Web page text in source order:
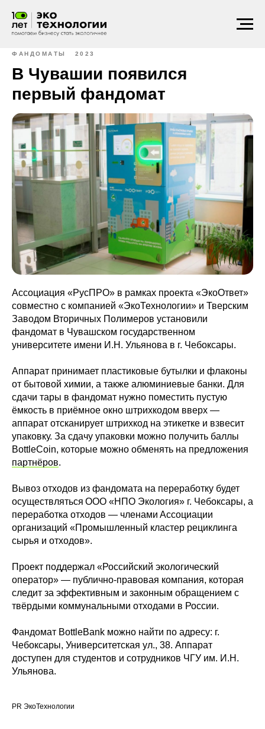
ФАНДОМАТЫ 2023
В Чувашии появился
первый фандомат
Ассоциация «РусПРО» в рамках проекта «ЭкоОтвет»
совместно с компанией «ЭкоТехнологии» и Тверским
Заводом Вторичных Полимеров установили
фандомат в Чувашском государственном
университете имени И.Н. Ульянова в г. Чебоксары.
Аппарат принимает пластиковые бутылки и флаконы
от бытовой химии, а также алюминиевые банки. Для
сдачи тары в фандомат нужно поместить пустую
ёмкость в приёмное окно штрихкодом вверх —
аппарат отсканирует штрихкод на этикетке и взвесит
упаковку. За сдачу упаковки можно получить баллы
BottleCoin, которые можно обменять на предложения
партнёров.
Вывоз отходов из фандомата на переработку будет
осуществляться ООО «НПО Экология» г. Чебоксары, а
переработка отходов — членами Ассоциации
организаций «Промышленный кластер рециклинга
сырья и отходов».
Проект поддержал «Российский экологический
оператор» — публично-правовая компания, которая
следит за эффективным и законным обращением с
твёрдыми коммунальными отходами в России.
Фандомат BottleBank можно найти по адресу: г.
Чебоксары, Университетская ул., 38. Аппарат
доступен для студентов и сотрудников ЧГУ им. И.Н.
Ульянова.
PR ЭкоТехнологии